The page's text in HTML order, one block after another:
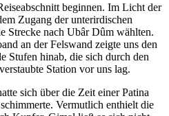
beginnen. Im Licht der
Zugang der unterirdischen
Strecke nach Ubâr Dûm wählten.
an der Felswand zeigte uns den
Stufen hinab, die sich durch den
Station vor uns lag.
sich über die Zeit einer Patina
Vermutlich enthielt die